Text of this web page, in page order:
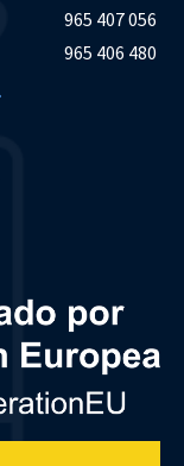
965 407 056
965 406 480